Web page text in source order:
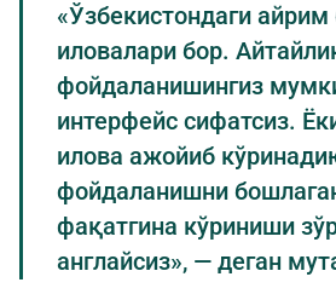
«Ўзбекистондаги айрим
иловалари бор.
фойдаланишингиз
интерфейс сифатсиз.
илова ажойиб
фойдаланишни
фақатгина кўриниши
англайсиз», — деган